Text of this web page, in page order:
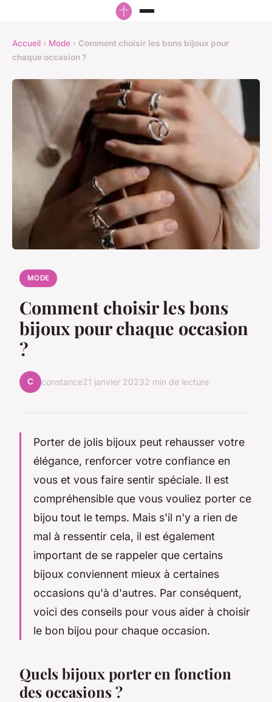
Accueil › Mode › Comment choisir les bons bijoux pour
chaque occasion ?
MODE
Comment choisir les bons
bijoux pour chaque occasion
?
C constance21 janvier 20232 min de lecture
Porter de jolis bijoux peut rehausser votre
élégance, renforcer votre confiance en
vous et vous faire sentir spéciale. Il est
compréhensible que vous vouliez porter ce
bijou tout le temps. Mais s'il n'y a rien de
mal à ressentir cela, il est également
important de se rappeler que certains
bijoux conviennent mieux à certaines
occasions qu'à d'autres. Par conséquent,
voici des conseils pour vous aider à choisir
le bon bijou pour chaque occasion.
Quels bijoux porter en fonction
des occasions ?